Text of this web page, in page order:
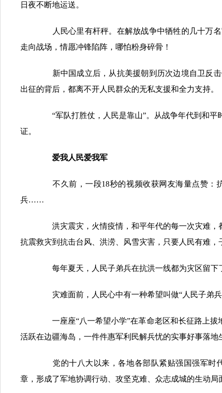
日夜不断地运送。
人民心里有杆秤。在解放战争中牺牲的几十万名
走向战场，情愿冲锋陷阵，哪怕粉身碎骨！
新中国成立后，从抗美援朝到历次边境自卫反击
出征的背后，都离不开人民群众的无私支援和全力支持。
“军队打胜仗，人民是靠山”。从战争年代到和平
证。
爱我人民爱我军
不久前，一段18秒的视频收获网友海量点赞：
兵……
洪灾震灾，火情疫情，和平年代的每一次灾难，
抗震救灾到抗击台风、洪涝、风雪灾害，只要人民有难
每年夏天，人民子弟兵在抗洪一线都为灾区留下
灾难面前，人民心中有一种希望叫做“人民子弟兵
一座座“八一希望小学”在革命老区和长征路上拔
活跃在边疆海岛，一件件惠军利民解兵忧的实事好事落
党的十八大以来，各地各部队紧贴强国强军时
章，形成了军地协调行动、攻坚克难、众志成城的生动局